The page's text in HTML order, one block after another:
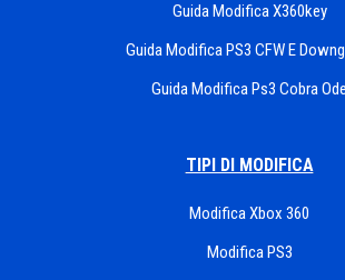
Guida Modifica X360key
Guida Modifica PS3 CFW E
Guida Modifica Ps3 Cobra Ode
TIPI DI MODIFICA
Modifica Xbox 360
Modifica PS3